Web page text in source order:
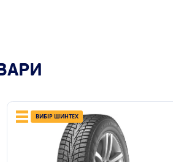
ВИБІР ШИНТЕХ